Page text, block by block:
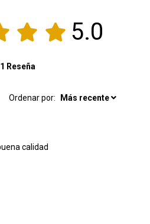
5.0
1 Reseña
Ordenar por: Más recente